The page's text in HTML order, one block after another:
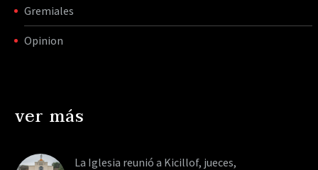
Gremiales
Opinion
ver más
La Iglesia reunió a Kicillof, jueces,